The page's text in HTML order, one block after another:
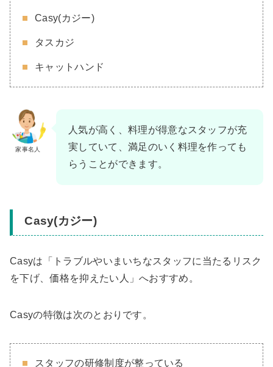
Casy(カジー)
タスカジ
キャットハンド
家事名人
人気が高く、料理が得意なスタッフが充
実していて、満足のいく料理を作っても
らうことができます。
Casy(カジー)
Casyは「トラブルやいまいちなスタッフに当たるリスク
を下げ、価格を抑えたい人」へおすすめ。
Casyの特徴は次のとおりです。
スタッフの研修制度が整っている